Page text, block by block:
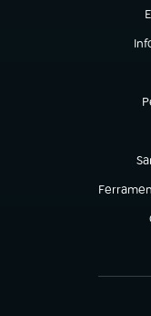
(abre em